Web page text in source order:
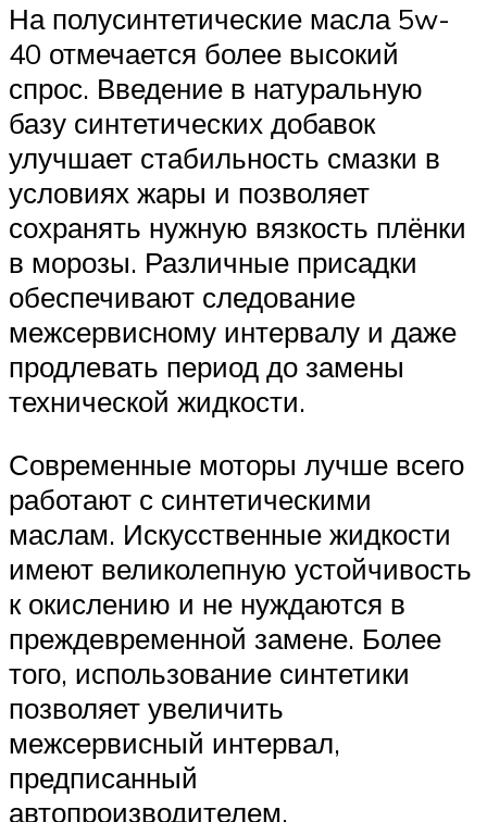
На полусинтетические масла 5w-
40 отмечается более высокий
спрос. Введение в натуральную
базу синтетических добавок
улучшает стабильность смазки в
условиях жары и позволяет
сохранять нужную вязкость плёнки
в морозы. Различные присадки
обеспечивают следование
межсервисному интервалу и даже
продлевать период до замены
технической жидкости.
Современные моторы лучше всего
работают с синтетическими
маслам. Искусственные жидкости
имеют великолепную устойчивость
к окислению и не нуждаются в
преждевременной замене. Более
того, использование синтетики
позволяет увеличить
межсервисный интервал,
предписанный
автопроизводителем.